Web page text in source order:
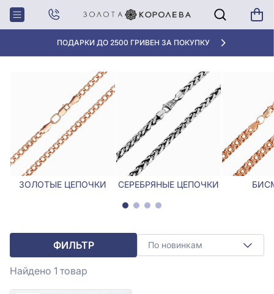
ПОДАРКИ ДО 2500 ГРИВЕН ЗА ПОКУПКУ
Главная Цепочки Цепочки Лисий хвост
ЦЕПОЧКИ ЛИСИЙ ХВОСТ
ЗОЛОТЫЕ ЦЕПОЧКИ СЕРЕБРЯНЫЕ ЦЕПОЧКИ
ФИЛЬТР По новинкам
Найдено 1 товар